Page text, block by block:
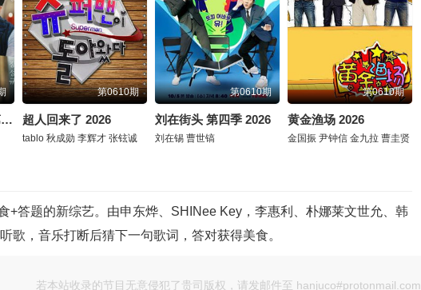
环环相扣的老故事 第四季 2026
第0610期
超人回来了 2026
tablo 秋成勋 李辉才 张铉诚
第0610期
刘在街头 第四季 2026
刘在锡 曹世镐
第0610期
黄金渔场 2026
金国振 尹钟信 金九拉 曹圭贤
+答题的新综艺。由申东烨、SHINee Key，李惠利、朴娜莱文世允、韩
歌，音乐打断后猜下一句歌词，答对获得美食。
若本站收录的节目无意侵犯了贵司版权，请发邮件至 hanjuco#protonmail.com